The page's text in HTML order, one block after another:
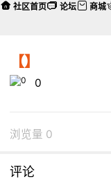
【】
0
浏览量 0
评论
社区首页 论坛 商城